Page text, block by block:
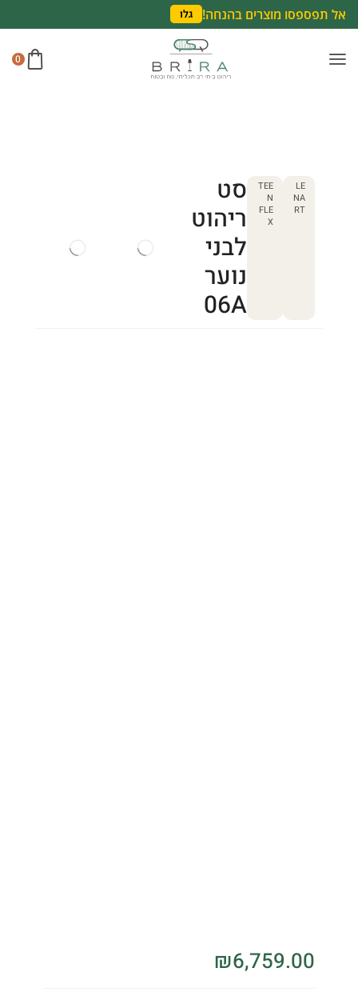
אל תפספסו מוצרים בהנחה! גלו
0
LE
NA
RT
TEE
N
FLE
X
סט
ריהוט
לבני
נוער
06A
₪6,759.00